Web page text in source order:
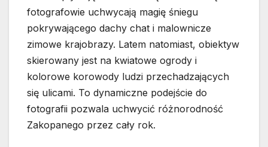
fotografowie uchwycają magię śniegu
pokrywającego dachy chat i malownicze
zimowe krajobrazy. Latem natomiast, obiektyw
skierowany jest na kwiatowe ogrody i
kolorowe korowody ludzi przechadzających
się ulicami. To dynamiczne podejście do
fotografii pozwala uchwycić różnorodność
Zakopanego przez cały rok.